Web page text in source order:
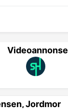
Videoannonse
Jordmor